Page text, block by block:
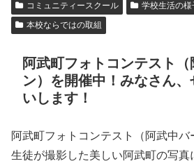
コミュニティースクール
学校生活の様
本校ならではの取組
阿武町フォトコンテスト（
ン）を開催中！みなさん
いします！
阿武町フォトコンテスト（阿武中バ
生徒が撮影した美しい阿武町の写真